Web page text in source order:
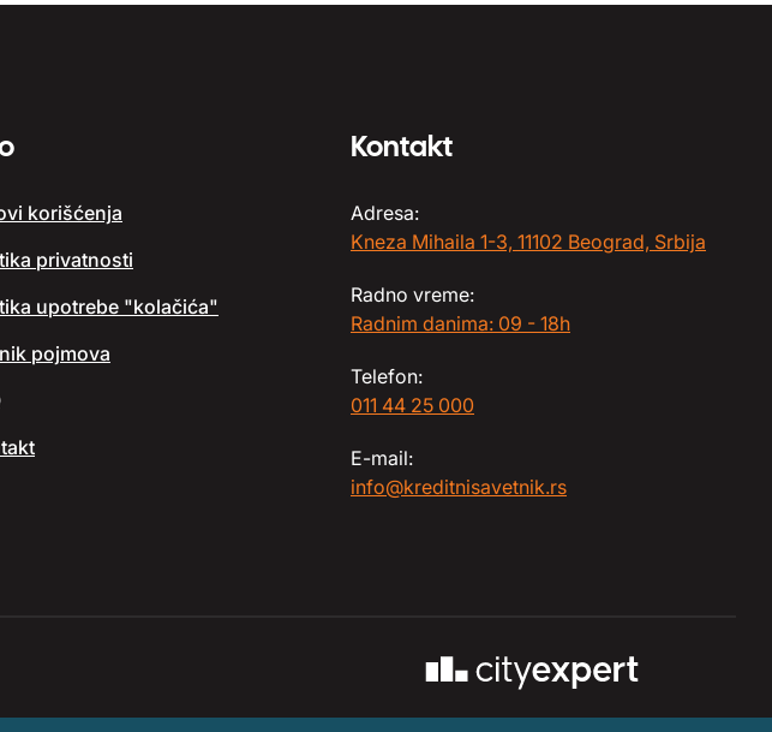
korišćenja
privatnosti
upotrebe "kolačića"
pojmova
Kontakt
Adresa:
Kneza Mihaila 1-3, 11102 Beograd, Srbija
Radno vreme:
Radnim danima: 09 - 18h
Telefon:
011 44 25 000
E-mail:
info@kreditnisavetnik.rs